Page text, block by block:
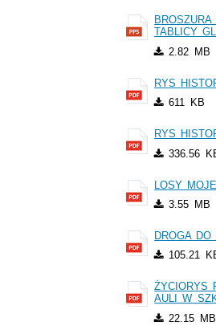
TABLICY
2.82 MB
RYS
611 KB
RYS
336.56
LOSY
3.55 MB
DROGA
105.21
ŻYCIORYS
AULI W
22.15 MB